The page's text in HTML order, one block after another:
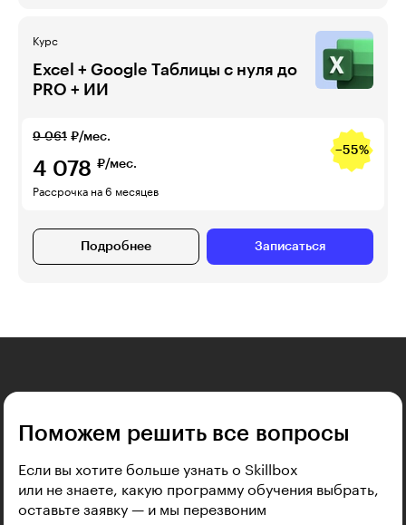
Курс
Excel + Google Таблицы с нуля до
PRO + ИИ
9 061 ₽/мес.
−55%
4 078 ₽/мес.
Рассрочка на 6 месяцев
Подробнее Записаться
Поможем решить все вопросы
Если вы хотите больше узнать о Skillbox
или не знаете, какую программу обучения выбрать,
оставьте заявку — и мы перезвоним